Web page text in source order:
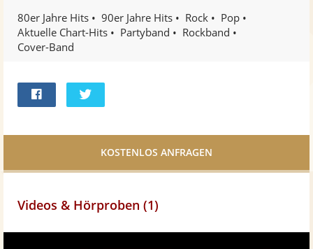
80er Jahre Hits 90er Jahre Hits Rock
Pop
Aktuelle Chart-Hits
Partyband
Rockband
Cover-Band
Facebook
Videos & Hörproben (1)